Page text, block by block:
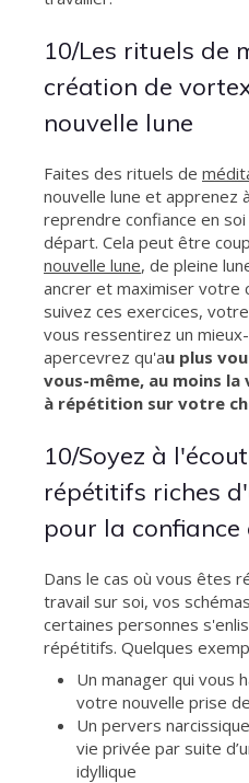
10/Les rituels de
création de
nouvelle lune
Faites des rituels de
nouvelle lune et apprenez à
reprendre confiance en
départ. Cela peut être
nouvelle lune, de pleine
ancrer et maximiser votre
suivez ces exercices,
vous ressentirez un
apercevrez qu'au plus
vous-même, au moins
à répétition sur votre
10/Soyez à
répétitifs riches
pour la confiance
Dans le cas où vous êtes
travail sur soi, vos
certaines personnes
répétitifs. Quelques
Un manager qui vous
votre nouvelle prise
Un pervers
vie privée par suite
idyllique